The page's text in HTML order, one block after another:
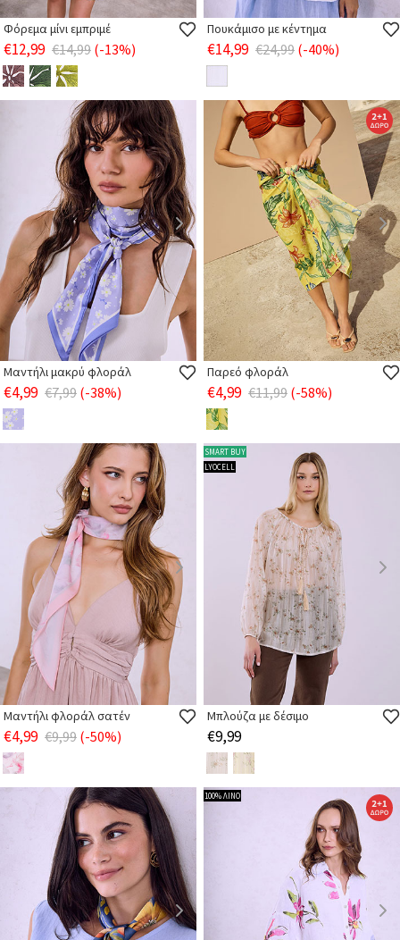
Φόρεμα μίνι εμπριμέ
€12,99 €14,99 (-13%)
Πουκάμισο με κέντημα
€14,99 €24,99 (-40%)
Μαντήλι μακρύ φλοράλ
€4,99 €7,99 (-38%)
Παρεό φλοράλ
€4,99 €11,99 (-58%)
Μαντήλι φλοράλ σατέν
€4,99 €9,99 (-50%)
SMART BUY
LYOCELL
Μπλούζα με δέσιμο
€9,99
100% ΛΙΝΟ